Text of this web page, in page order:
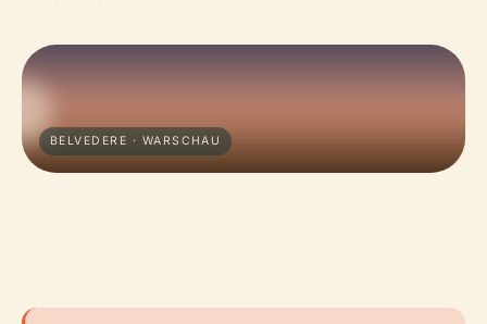
BELVEDERE · WARSCHAU